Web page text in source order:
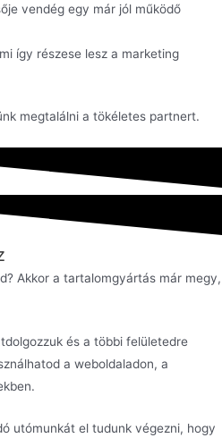
vendég egy már jól működő
így részese lesz a marketing
megtalálni a tökéletes partnert.
Akkor a tartalomgyártás már megy,
és a többi felületedre
a weboldaladon, a
utómunkát el tudunk végezni, hogy